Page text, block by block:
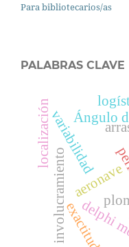
Para bibliotecarios/as
PALABRAS CLAVE
Ángulo
aeronave
variabilidad
localización
involucramiento delphi
exactitud